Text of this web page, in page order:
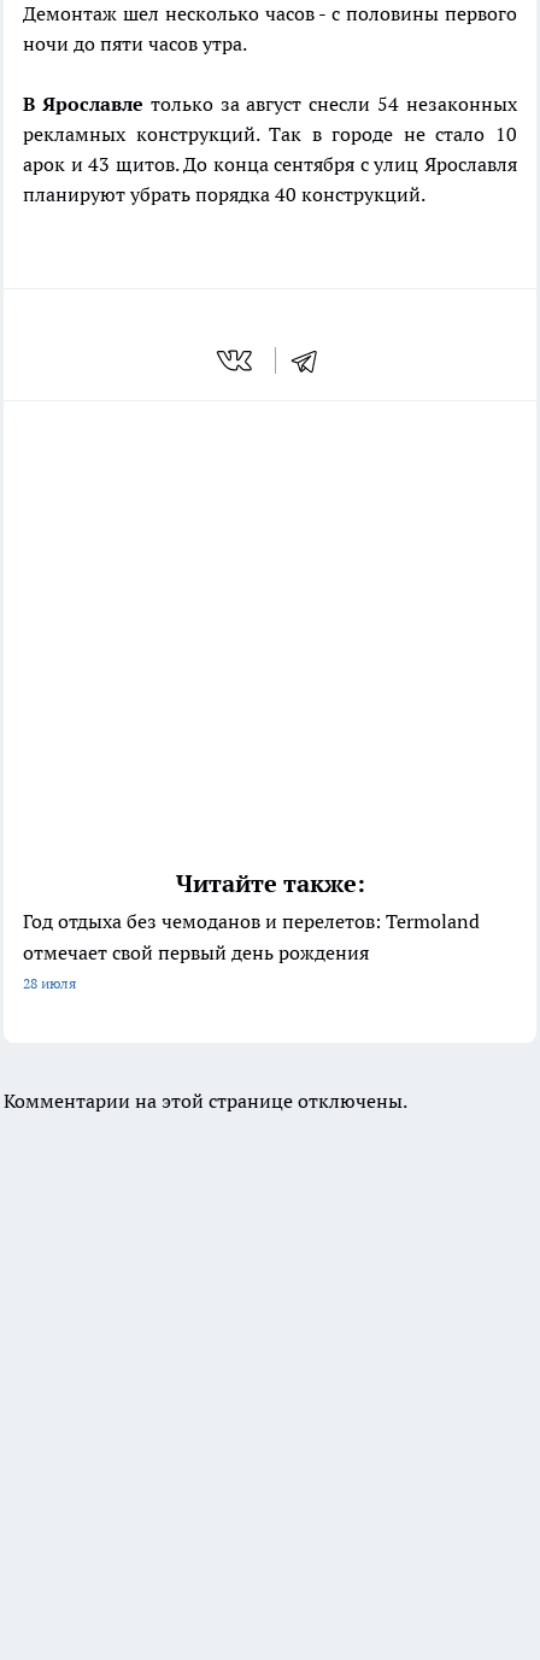
Демонтаж шел несколько часов - с половины первого
ночи до пяти часов утра.
В Ярославле только за август снесли 54 незаконных
рекламных конструкций. Так в городе не стало 10
арок и 43 щитов. До конца сентября с улиц Ярославля
планируют убрать порядка 40 конструкций.
Читайте также:
Год отдыха без чемоданов и перелетов: Termoland
отмечает свой первый день рождения
28 июля
Комментарии на этой странице отключены.